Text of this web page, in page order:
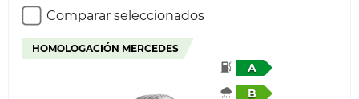
Comparar seleccionados
HOMOLOGACIÓN MERCEDES
A
B